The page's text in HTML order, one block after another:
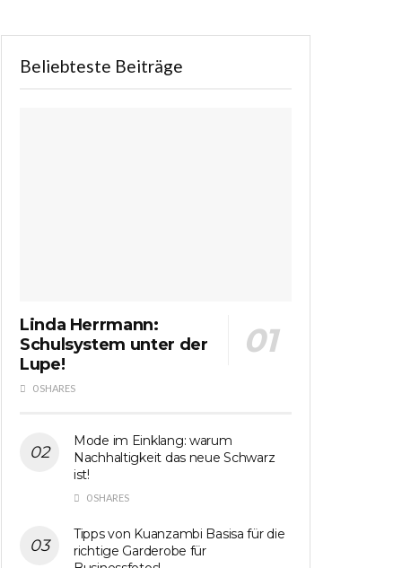
Beliebteste Beiträge
Linda Herrmann:
Schulsystem unter der
Lupe!
0 SHARES
Mode im Einklang: warum
Nachhaltigkeit das neue Schwarz
ist!
0 SHARES
Tipps von Kuanzambi Basisa für die
richtige Garderobe für